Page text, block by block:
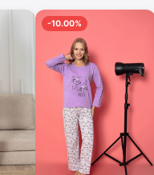
-10.00%